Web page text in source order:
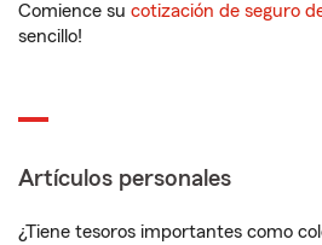
Comience su cotización de seguro
sencillo!
Artículos personales
¿Tiene tesoros importantes como